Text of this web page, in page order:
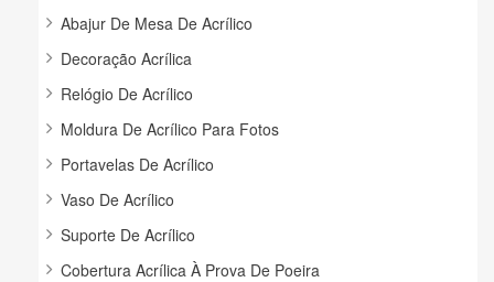
Abajur De Mesa De Acrílico
Decoração Acrílica
Relógio De Acrílico
Moldura De Acrílico Para Fotos
Portavelas De Acrílico
Vaso De Acrílico
Suporte De Acrílico
Cobertura Acrílica À Prova De Poeira